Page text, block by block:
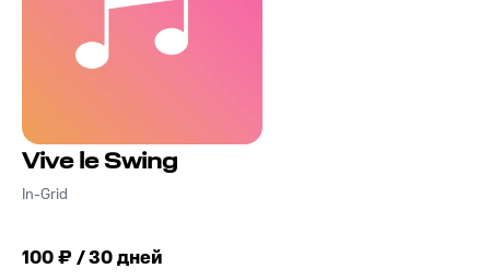
Vive le Swing
In-Grid
100 ₽ / 30 дней